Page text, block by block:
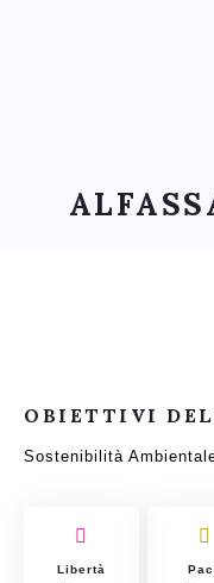
OBIETTIVI
Sostenibilità
Libertà